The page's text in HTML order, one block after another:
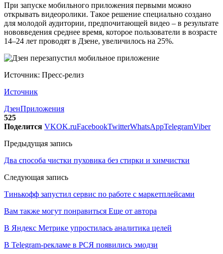
При запуске мобильного приложения первыми можно
открывать видеоролики. Такое решение специально создано
для молодой аудитории, предпочитающей видео – в результате
нововведения среднее время, которое пользователи в возрасте
14–24 лет проводят в Дзене, увеличилось на 25%.
Источник: Пресс-релиз
Источник
ДзенПриложения
525
Поделится VKOK.ruFacebookTwitterWhatsAppTelegramViber
Предыдущая запись
Два способа чистки пуховика без стирки и химчистки
Следующая запись
Тинькофф запустил сервис по работе с маркетплейсами
Вам также могут понравиться Еще от автора
В Яндекс Метрике упростилась аналитика целей
В Telegram-рекламе в РСЯ появились эмодзи